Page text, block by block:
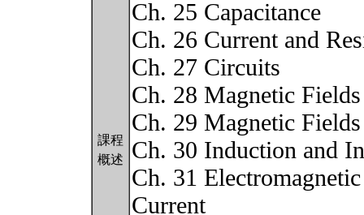
課程
概述
Ch. 25 Capacitance
Ch. 26 Current and
Ch. 27 Circuits
Ch. 28 Magnetic Fields
Ch. 29 Magnetic
Ch. 30 Induction and
Ch. 31
Current